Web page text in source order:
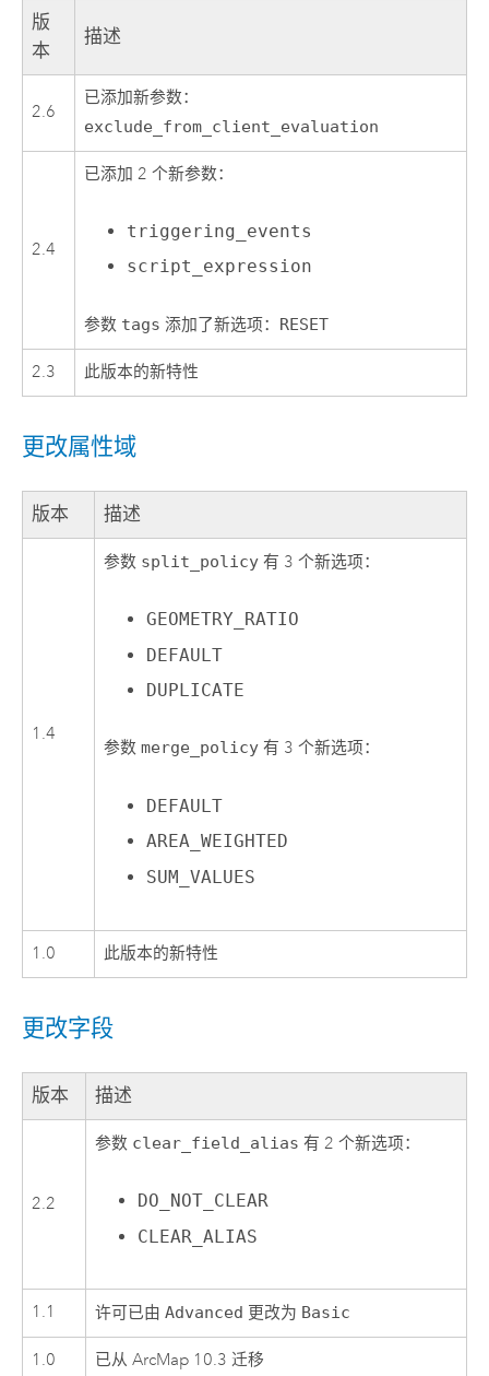
版
本
描述
2.6
已添加新参数：
exclude_from_client_evaluation
2.4
已添加 2 个新参数：
triggering_events
script_expression
参数 tags 添加了新选项： RESET
2.3 此版本的新特性
更改属性域
版本 描述
1.4
参数 split_policy 有 3 个新选项：
GEOMETRY_RATIO
DEFAULT
DUPLICATE
参数merge_policy 有 3 个新选项：
DEFAULT
AREA_WEIGHTED
SUM_VALUES
1.0 此版本的新特性
更改字段
版本 描述
2.2
参数 clear_field_alias 有 2 个新选项：
DO_NOT_CLEAR
CLEAR_ALIAS
1.1 许可已由Advanced 更改为 Basic
1.0 已从 ArcMap 10.3 迁移